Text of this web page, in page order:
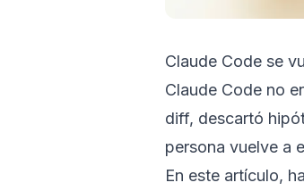
Claude Code se
Claude Code no
diff, descartó
persona vuelve a
En este artículo,